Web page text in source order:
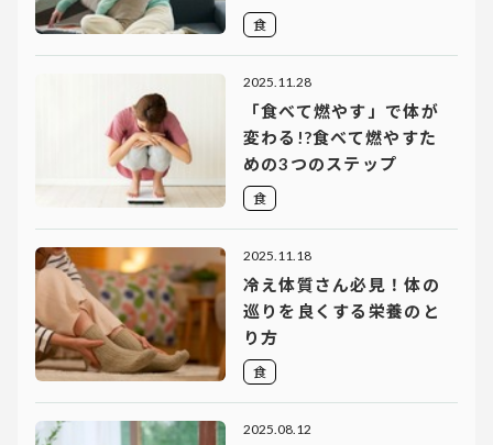
食
2025.11.28
「食べて燃やす」で体が
変わる!?食べて燃やすた
めの3つのステップ
食
2025.11.18
冷え体質さん必見！体の
巡りを良くする栄養のと
り方
食
2025.08.12